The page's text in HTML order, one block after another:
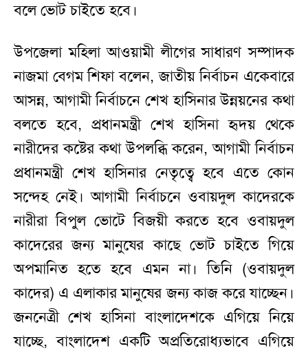
বলে ভোট চাইতে হবে।
উপজেলা মহিলা আওয়ামী লীগের সাধারণ সম্পাদক
নাজমা বেগম শিফা বলেন, জাতীয় নির্বাচন একেবারে
আসন্ন, আগামী নির্বাচনে শেখ হাসিনার উন্নয়নের কথা
বলতে হবে, প্রধানমন্ত্রী শেখ হাসিনা হৃদয় থেকে
নারীদের কষ্টের কথা উপলব্ধি করেন, আগামী নির্বাচন
প্রধানমন্ত্রী শেখ হাসিনার নেতৃত্বে হবে এতে কোন
সন্দেহ নেই। আগামী নির্বাচনে ওবায়দুল কাদেরকে
নারীরা বিপুল ভোটে বিজয়ী করতে হবে ওবায়দুল
কাদেরের জন্য মানুষের কাছে ভোট চাইতে গিয়ে
অপমানিত হতে হবে এমন না। তিনি (ওবায়দুল
কাদের) এ এলাকার মানুষের জন্য কাজ করে যাচ্ছেন।
জননেত্রী শেখ হাসিনা বাংলাদেশকে এগিয়ে নিয়ে
যাচ্ছে, বাংলাদেশ একটি অপ্রতিরোধ্যভাবে এগিয়ে